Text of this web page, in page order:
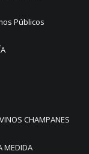
Públicos
CHAMPANES
MEDIDA